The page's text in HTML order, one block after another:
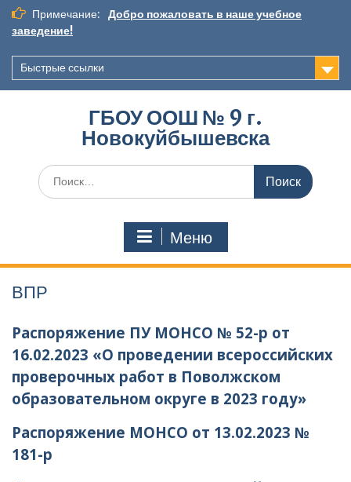
Перейти
содержимому
Примечание:
Добро пожаловать в наше учебное
заведение!
Быстрые ссылки
ГБОУ ООШ № 9 г.
Новокуйбышевска
Искать:
Меню
ВПР
Распоряжение ПУ МОНСО № 52-р от
16.02.2023 «О проведении всероссийских
проверочных работ в Поволжском
образовательном округе в 2023 году»
Распоряжение МОНСО от 13.02.2023 №
181-р